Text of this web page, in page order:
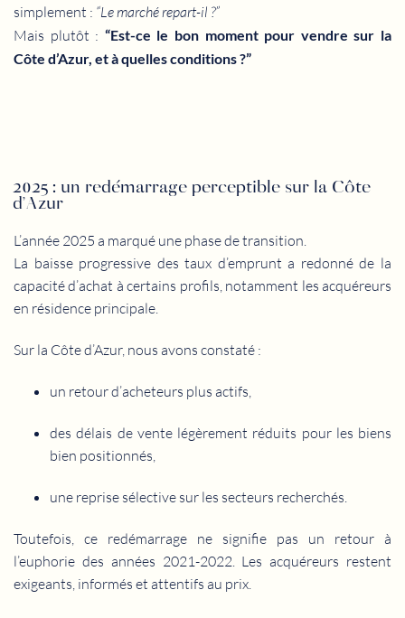
simplement : “Le marché repart-il ?”
Mais plutôt : “Est-ce le bon moment pour vendre sur la
Côte d’Azur, et à quelles conditions ?”
2025 : un redémarrage perceptible sur la Côte
d’Azur
L’année 2025 a marqué une phase de transition.
La baisse progressive des taux d’emprunt a redonné de la
capacité d’achat à certains profils, notamment les acquéreurs
en résidence principale.
Sur la Côte d’Azur, nous avons constaté :
un retour d’acheteurs plus actifs,
des délais de vente légèrement réduits pour les biens
bien positionnés,
une reprise sélective sur les secteurs recherchés.
Toutefois, ce redémarrage ne signifie pas un retour à
l’euphorie des années 2021-2022. Les acquéreurs restent
exigeants, informés et attentifs au prix.